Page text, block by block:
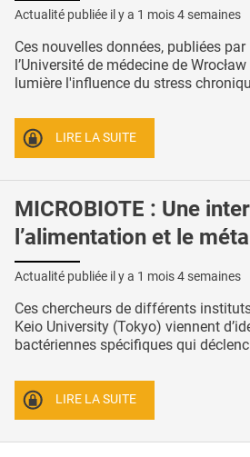
Actualité publiée il y a 1 mois 4 semaines
Ces nouvelles données, publiées
l’Université de médecine de
lumière l'influence du stress
LIRE LA SUITE
MICROBIOTE : Une
l’alimentation et le
Actualité publiée il y a 1 mois 4 semaines
Ces chercheurs de différents
Keio University (Tokyo) viennent
bactériennes spécifiques qui
LIRE LA SUITE